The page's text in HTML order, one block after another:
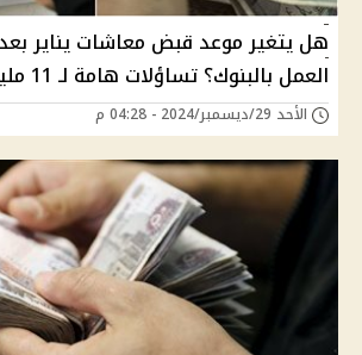
هل يتغير موعد قبض معاشات يناير
العمل بالبنوك؟ تساؤلات هامة لـ 11 مليون
الأحد 29/ديسمبر/2024 - 04:28 م